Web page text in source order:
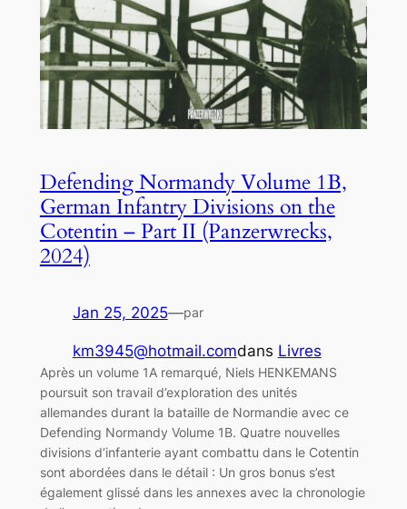
Defending Normandy Volume 1B,
German Infantry Divisions on the
Cotentin – Part II (Panzerwrecks,
2024)
Jan 25, 2025—par
km3945@hotmail.comdans Livres
Après un volume 1A remarqué, Niels HENKEMANS
poursuit son travail d’exploration des unités
allemandes durant la bataille de Normandie avec ce
Defending Normandy Volume 1B. Quatre nouvelles
divisions d’infanterie ayant combattu dans le Cotentin
sont abordées dans le détail : Un gros bonus s’est
également glissé dans les annexes avec la chronologie